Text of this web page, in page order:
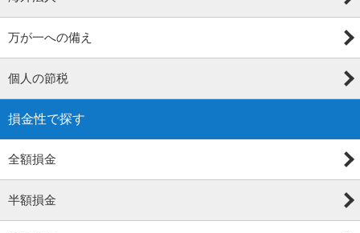
万が一への備え
個人の節税
損金性で探す
全額損金
半額損金